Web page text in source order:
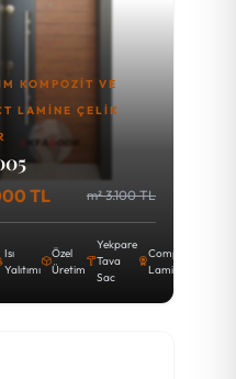
KOMPOZIT VE
LAMINE ÇELIK
TL m² 3.100 TL
Isı
Yalıtımı
Özel
Üretim
Yekpare
Tava
Sac
Compact
Lamine